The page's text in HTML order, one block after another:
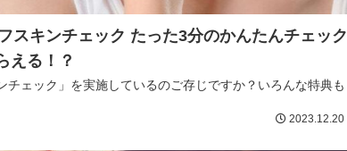
スキンチェック たった3分のかんたんチェック
える！？
ェック」を実施しているのご存じですか？いろんな特典も
2023.12.20